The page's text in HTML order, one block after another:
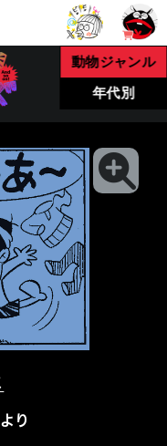
動物ジャンル
年代別
より